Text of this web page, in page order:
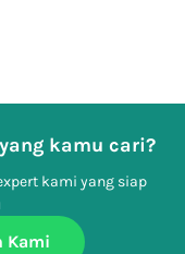
kamu cari?
kami yang siap
Kami